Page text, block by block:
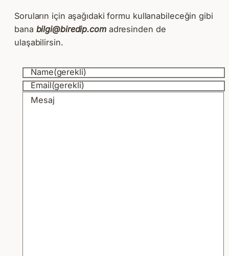
Soruların için aşağıdaki formu kullanabileceğin gibi
bana bilgi@biredip.comadresinden de
ulaşabilirsin.
Name(gerekli)
Email(gerekli)
Mesaj